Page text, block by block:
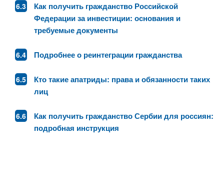
Как получить гражданство Российской
Федерации за инвестиции: основания и
требуемые документы
Подробнее о реинтеграции гражданства
Кто такие апатриды: права и обязанности таких
лиц
Как получить гражданство Сербии для россиян:
подробная инструкция